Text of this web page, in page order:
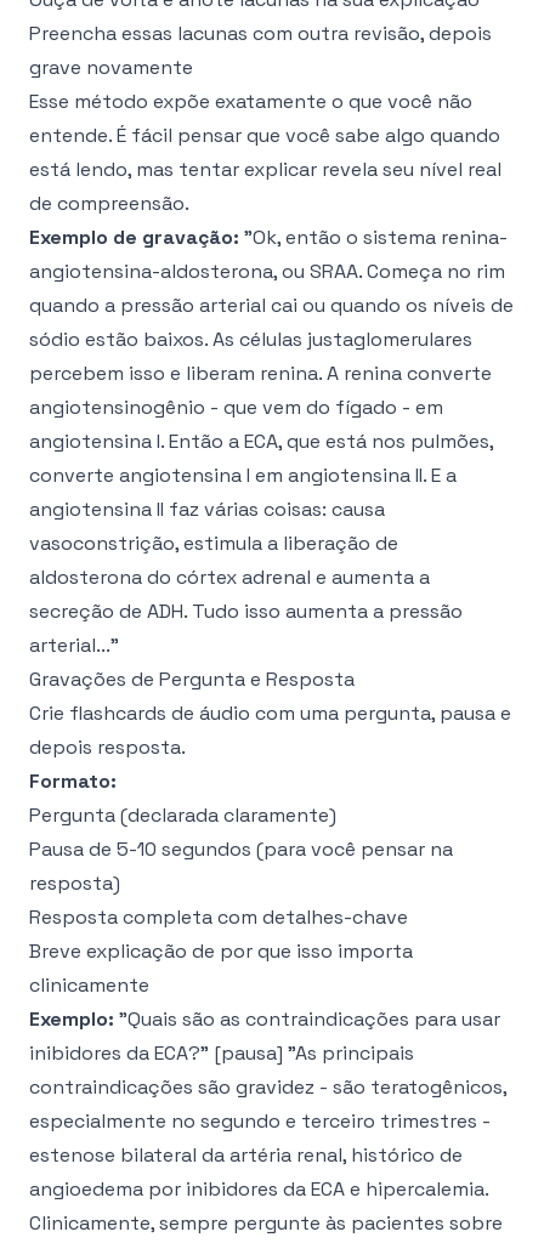
Preencha essas lacunas com outra revisão, depois
grave novamente
Esse método expõe exatamente o que você não
entende. É fácil pensar que você sabe algo quando
está lendo, mas tentar explicar revela seu nível real
de compreensão.
Exemplo de gravação: "Ok, então o sistema renina-
angiotensina-aldosterona, ou SRAA. Começa no rim
quando a pressão arterial cai ou quando os níveis de
sódio estão baixos. As células justaglomerulares
percebem isso e liberam renina. A renina converte
angiotensinogênio - que vem do fígado - em
angiotensina I. Então a ECA, que está nos pulmões,
converte angiotensina I em angiotensina II. E a
angiotensina II faz várias coisas: causa
vasoconstrição, estimula a liberação de
aldosterona do córtex adrenal e aumenta a
secreção de ADH. Tudo isso aumenta a pressão
arterial..."
Gravações de Pergunta e Resposta
Crie flashcards de áudio com uma pergunta, pausa e
depois resposta.
Formato:
Pergunta (declarada claramente)
Pausa de 5-10 segundos (para você pensar na
resposta)
Resposta completa com detalhes-chave
Breve explicação de por que isso importa
clinicamente
Exemplo: "Quais são as contraindicações para usar
inibidores da ECA?" [pausa] "As principais
contraindicações são gravidez - são teratogênicos,
especialmente no segundo e terceiro trimestres -
estenose bilateral da artéria renal, histórico de
angioedema por inibidores da ECA e hipercalemia.
Clinicamente, sempre pergunte às pacientes sobre